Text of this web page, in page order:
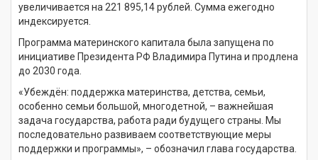
увеличивается на 221 895,14 рублей. Сумма ежегодно
индексируется.
Программа материнского капитала была запущена по
инициативе Президента РФ Владимира Путина и продлена
до 2030 года.
«Убеждён: поддержка материнства, детства, семьи,
особенно семьи большой, многодетной, – важнейшая
задача государства, работа ради будущего страны. Мы
последовательно развиваем соответствующие меры
поддержки и программы», – обозначил глава государства.